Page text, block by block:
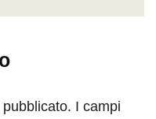
I campi